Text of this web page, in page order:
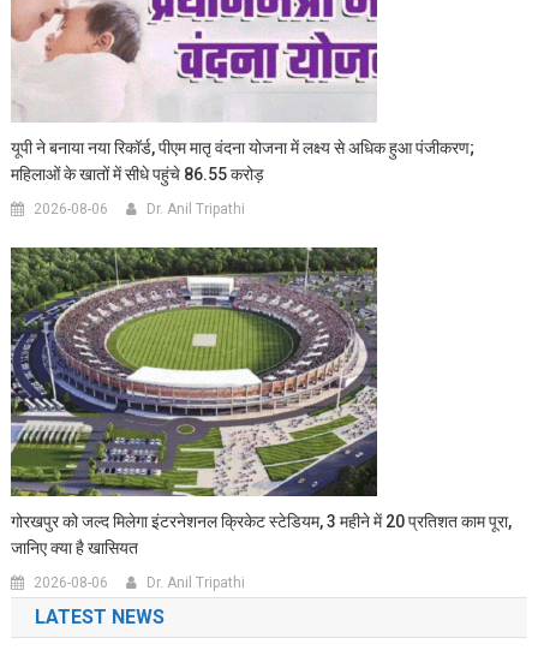
यूपी ने बनाया नया रिकॉर्ड, पीएम मातृ वंदना योजना में लक्ष्य से अधिक हुआ पंजीकरण;
महिलाओं के खातों में सीधे पहुंचे 86.55 करोड़
2026-08-06 Dr. Anil Tripathi
गोरखपुर को जल्द मिलेगा इंटरनेशनल क्रिकेट स्टेडियम, 3 महीने में 20 प्रतिशत काम पूरा,
जानिए क्या है खासियत
2026-08-06 Dr. Anil Tripathi
LATEST NEWS